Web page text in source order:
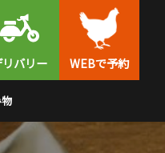
リバリー WEBで予約